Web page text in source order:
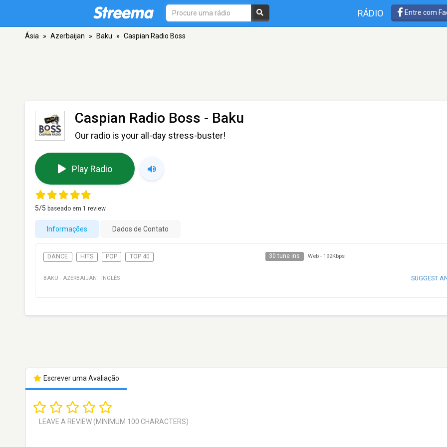
RÁDIO Entre com
Ásia » Azerbaijan » Baku » Caspian Radio Boss
Caspian Radio Boss - Baku
Our radio is your all-day stress-buster!
Play Radio
5/5 baseado em 1 review.
Informações Dados de Contato
DANCE HITS POP TOP 40 30 tune ins Web - 192Kbps
BAKU · AZERBAIJAN · INGLÊS SUGGEST
Escrever uma Avaliação